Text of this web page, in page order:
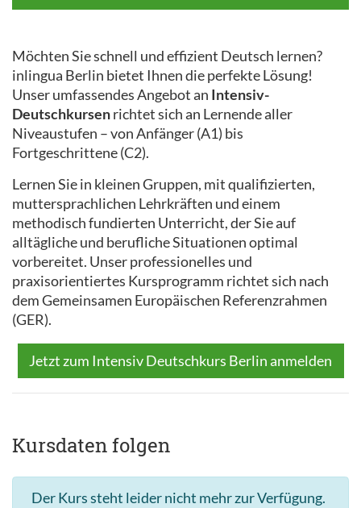
Möchten Sie schnell und effizient Deutsch lernen?
inlingua Berlin bietet Ihnen die perfekte Lösung!
Unser umfassendes Angebot an Intensiv-
Deutschkursenrichtet sich an Lernende aller
Niveaustufen – von Anfänger (A1) bis
Fortgeschrittene (C2).
Lernen Sie in kleinen Gruppen, mit qualifizierten,
muttersprachlichen Lehrkräften und einem
methodisch fundierten Unterricht, der Sie auf
alltägliche und berufliche Situationen optimal
vorbereitet. Unser professionelles und
praxisorientiertes Kursprogramm richtet sich nach
dem Gemeinsamen Europäischen Referenzrahmen
(GER).
Jetzt zum Intensiv Deutschkurs Berlin anmelden
Kursdaten folgen
Der Kurs steht leider nicht mehr zur Verfügung.